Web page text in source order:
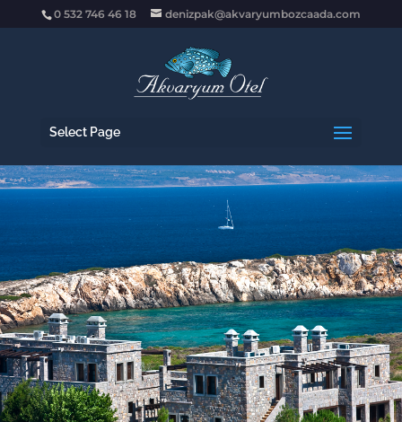
0 532 746 46 18 denizpak@akvaryumbozcaada.com
Select Page